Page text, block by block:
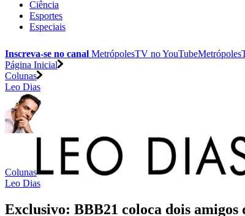
Ciência
Esportes
Especiais
Inscreva-se no canal MetrópolesTV noYouTube
Página Inicial
Colunas
Leo Dias
Colunas
Leo Dias
Exclusivo: BBB21 coloca dois amigos